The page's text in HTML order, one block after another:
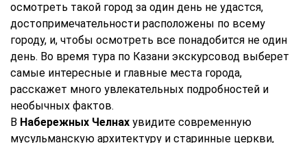
осмотреть такой город за один день не удастся,
достопримечательности расположены по всему
городу, и, чтобы осмотреть все понадобится не один
день. Во время тура по Казани экскурсовод выберет
самые интересные и главные места города,
расскажет много увлекательных подробностей и
необычных фактов.
В Набережных Челнах увидите современную
мусульманскую архитектуру и старинные церкви,